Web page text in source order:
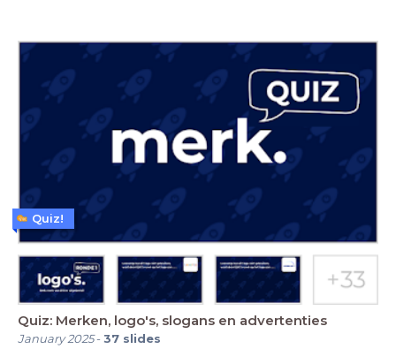
Quiz: Merken, logo's, slogans en advertenties
January 2025-37 slides
Quiz!